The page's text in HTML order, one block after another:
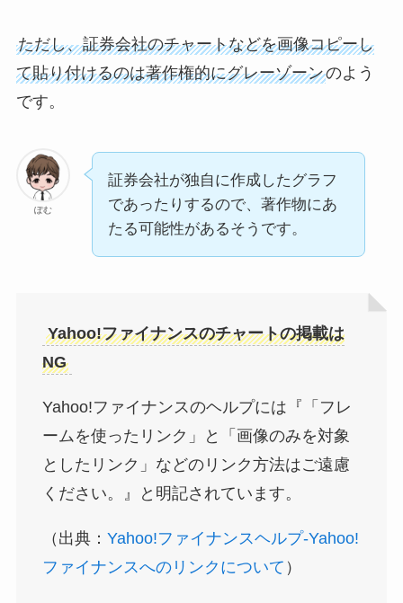
ただし、証券会社のチャートなどを画像コピーし
て貼り付けるのは著作権的にグレーゾーンのよう
です。
ぽむ
証券会社が独自に作成したグラフ
であったりするので、著作物にあ
たる可能性があるそうです。
Yahoo!ファイナンスのチャートの掲載は
NG
Yahoo!ファイナンスのヘルプには『「フレ
ームを使ったリンク」と「画像のみを対象
としたリンク」などのリンク方法はご遠慮
ください。』と明記されています。
（出典： Yahoo!ファイナンスヘルプ-Yahoo!
ファイナンスへのリンクについて ）